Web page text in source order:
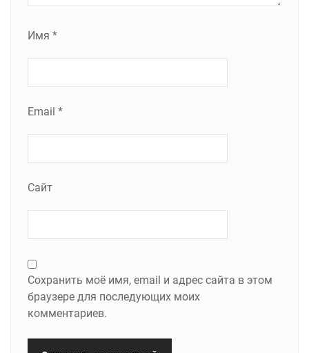
Имя *
Email *
Сайт
Сохранить моё имя, email и адрес сайта в этом
браузере для последующих моих
комментариев.